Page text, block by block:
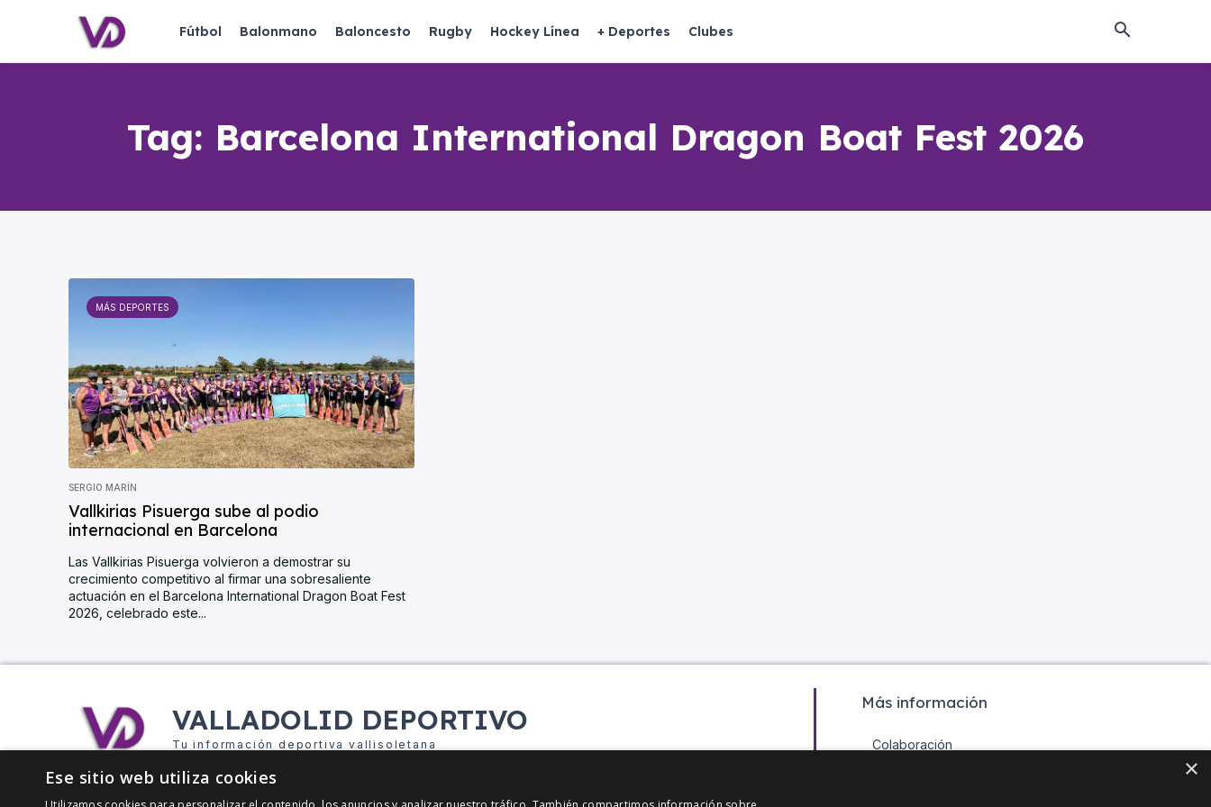
Fútbol Balonmano Baloncesto Rugby Hockey Línea + Deportes Clubes
Tag: Barcelona International Dragon Boat Fest 2026
MÁS DEPORTES
SERGIO MARÍN
Vallkirias Pisuerga sube al podio
internacional en Barcelona
Las Vallkirias Pisuerga volvieron a demostrar su
crecimiento competitivo al firmar una sobresaliente
actuación en el Barcelona International Dragon Boat Fest
2026, celebrado este...
VALLADOLID DEPORTIVO
Tu información deportiva vallisoletana
Más información
Colaboración
×
Ese sitio web utiliza cookies